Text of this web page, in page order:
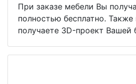
При заказе мебели Вы
полностью бесплатно.
получаете 3D-проект Вашей